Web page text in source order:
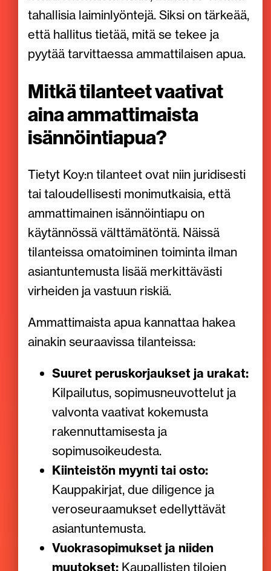
tahallisia laiminlyöntejä. Siksi on tärkeää,
että hallitus tietää, mitä se tekee ja
pyytää tarvittaessa ammattilaisen apua.
Mitkä tilanteet vaativat
aina ammattimaista
isännöintiapua?
Tietyt Koy:n tilanteet ovat niin juridisesti
tai taloudellisesti monimutkaisia, että
ammattimainen isännöintiapu on
käytännössä välttämätöntä. Näissä
tilanteissa omatoiminen toiminta ilman
asiantuntemusta lisää merkittävästi
virheiden ja vastuun riskiä.
Ammattimaista apua kannattaa hakea
ainakin seuraavissa tilanteissa:
Suuret peruskorjaukset ja urakat:
Kilpailutus, sopimusneuvottelut ja
valvonta vaativat kokemusta
rakennuttamisesta ja
sopimusoikeudesta.
Kiinteistön myynti tai osto:
Kauppakirjat, due diligence ja
veroseuraamukset edellyttävät
asiantuntemusta.
Vuokrasopimukset ja niiden
muutokset: Kaupallisten tilojen